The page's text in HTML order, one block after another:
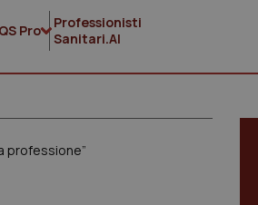
QS Pro
Professionisti
Sanitari.AI
professione”